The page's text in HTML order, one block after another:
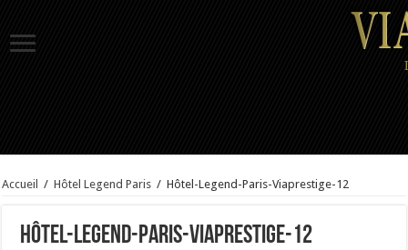
Accueil / Hôtel Legend Paris / Hôtel-Legend-Paris-Viaprestige-12
Hôtel-Legend-Paris-Viaprestige-12